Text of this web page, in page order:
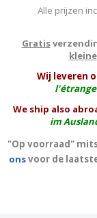
Alle prijzen
Gratis
kleine
Wij leveren
l'
We ship also
im
"Op voorraad"
onsvoor de